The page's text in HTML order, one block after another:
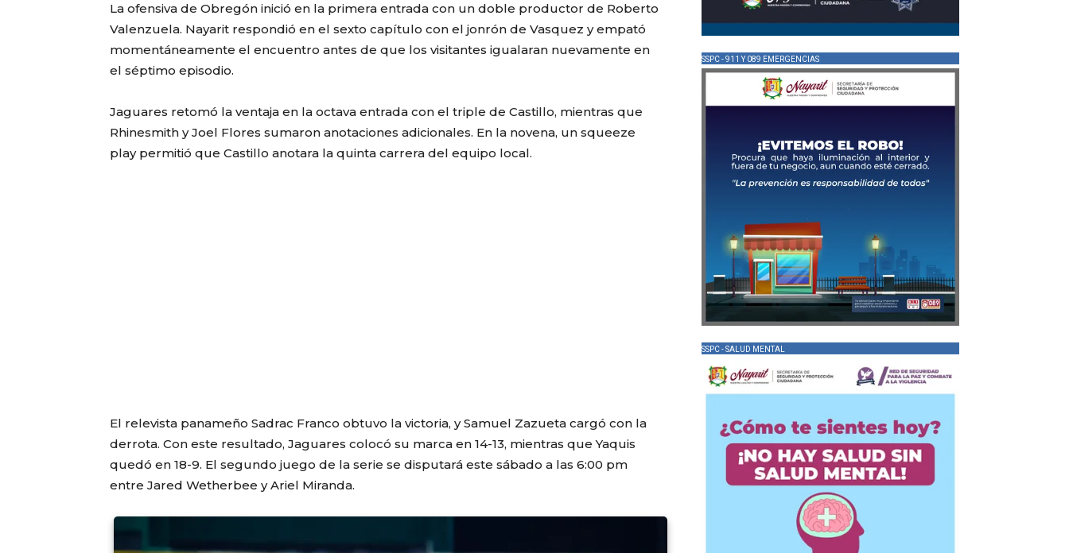
La ofensiva de Obregón inició en la primera entrada con un doble productor de Roberto
Valenzuela. Nayarit respondió en el sexto capítulo con el jonrón de Vasquez y empató
momentáneamente el encuentro antes de que los visitantes igualaran nuevamente en
el séptimo episodio.
Jaguares retomó la ventaja en la octava entrada con el triple de Castillo, mientras que
Rhinesmith y Joel Flores sumaron anotaciones adicionales. En la novena, un squeeze
play permitió que Castillo anotara la quinta carrera del equipo local.
El relevista panameño Sadrac Franco obtuvo la victoria, y Samuel Zazueta cargó con la
derrota. Con este resultado, Jaguares colocó su marca en 14-13, mientras que Yaquis
quedó en 18-9. El segundo juego de la serie se disputará este sábado a las 6:00 pm
entre Jared Wetherbee y Ariel Miranda.
SSPC - 911 Y 089 EMERGENCIAS
SSPC - SALUD MENTAL